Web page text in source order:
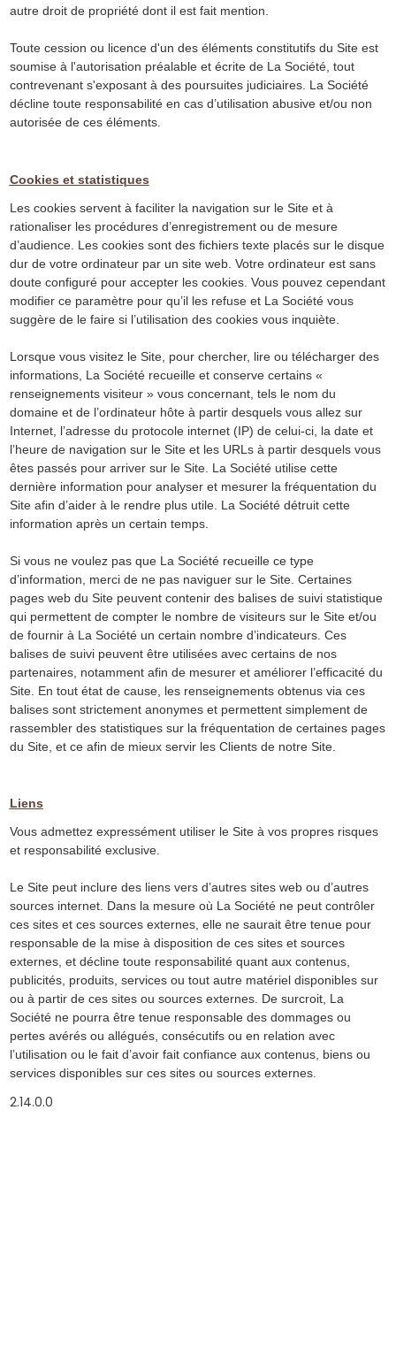
autre droit de propriété dont il est fait mention.
Toute cession ou licence d'un des éléments constitutifs du Site est
soumise à l'autorisation préalable et écrite de La Société, tout
contrevenant s'exposant à des poursuites judiciaires. La Société
décline toute responsabilité en cas d’utilisation abusive et/ou non
autorisée de ces éléments.
Cookies et statistiques
Les cookies servent à faciliter la navigation sur le Site et à
rationaliser les procédures d’enregistrement ou de mesure
d’audience. Les cookies sont des fichiers texte placés sur le disque
dur de votre ordinateur par un site web. Votre ordinateur est sans
doute configuré pour accepter les cookies. Vous pouvez cependant
modifier ce paramètre pour qu’il les refuse et La Société vous
suggère de le faire si l’utilisation des cookies vous inquiète.
Lorsque vous visitez le Site, pour chercher, lire ou télécharger des
informations, La Société recueille et conserve certains «
renseignements visiteur » vous concernant, tels le nom du
domaine et de l’ordinateur hôte à partir desquels vous allez sur
Internet, l’adresse du protocole internet (IP) de celui-ci, la date et
l’heure de navigation sur le Site et les URLs à partir desquels vous
êtes passés pour arriver sur le Site. La Société utilise cette
dernière information pour analyser et mesurer la fréquentation du
Site afin d’aider à le rendre plus utile. La Société détruit cette
information après un certain temps.
Si vous ne voulez pas que La Société recueille ce type
d’information, merci de ne pas naviguer sur le Site. Certaines
pages web du Site peuvent contenir des balises de suivi statistique
qui permettent de compter le nombre de visiteurs sur le Site et/ou
de fournir à La Société un certain nombre d’indicateurs. Ces
balises de suivi peuvent être utilisées avec certains de nos
partenaires, notamment afin de mesurer et améliorer l’efficacité du
Site. En tout état de cause, les renseignements obtenus via ces
balises sont strictement anonymes et permettent simplement de
rassembler des statistiques sur la fréquentation de certaines pages
du Site, et ce afin de mieux servir les Clients de notre Site.
Liens
Vous admettez expressément utiliser le Site à vos propres risques
et responsabilité exclusive.
Le Site peut inclure des liens vers d’autres sites web ou d’autres
sources internet. Dans la mesure où La Société ne peut contrôler
ces sites et ces sources externes, elle ne saurait être tenue pour
responsable de la mise à disposition de ces sites et sources
externes, et décline toute responsabilité quant aux contenus,
publicités, produits, services ou tout autre matériel disponibles sur
ou à partir de ces sites ou sources externes. De surcroit, La
Société ne pourra être tenue responsable des dommages ou
pertes avérés ou allégués, consécutifs ou en relation avec
l’utilisation ou le fait d’avoir fait confiance aux contenus, biens ou
services disponibles sur ces sites ou sources externes.
2.14.0.0